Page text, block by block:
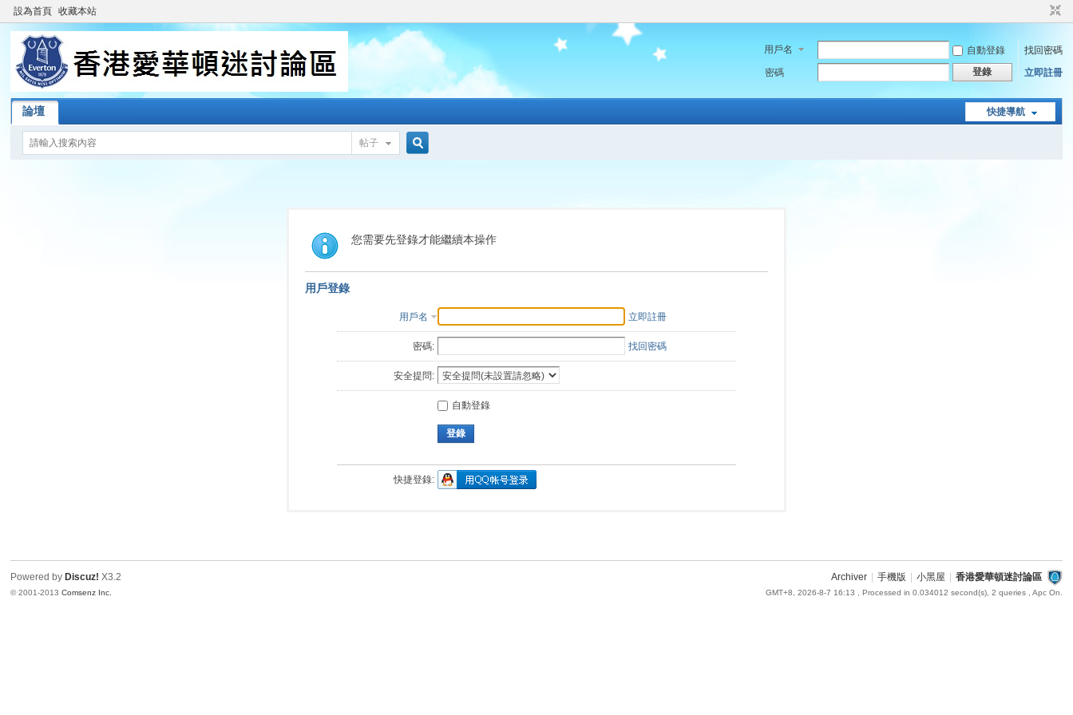
設為首頁 收藏本站
用戶名 自動登錄
找回密碼
密碼
登錄 立即註冊
快捷導航
論壇
帖子
索
您需要先登錄才能繼續本操作
用戶登錄
用戶名 立即註冊
密碼: 找回密碼
安全提問:
自動登錄
登錄
快捷登錄:
Archiver 手機版 小黑屋 香港愛華頓迷討論區
GMT+8, 2026-8-7 16:13 , Processed in 0.034012 second(s), 2 queries , Apc On.
Powered by Discuz! X3.2
© 2001-2013Comsenz Inc.